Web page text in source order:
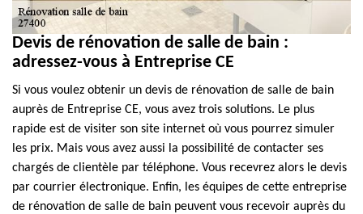
Devis de rénovation de salle de bain :
adressez-vous à Entreprise CE
Si vous voulez obtenir un devis de rénovation de salle de bain
auprès de Entreprise CE, vous avez trois solutions. Le plus
rapide est de visiter son site internet où vous pourrez simuler
les prix. Mais vous avez aussi la possibilité de contacter ses
chargés de clientèle par téléphone. Vous recevrez alors le devis
par courrier électronique. Enfin, les équipes de cette entreprise
de rénovation de salle de bain peuvent vous recevoir auprès du